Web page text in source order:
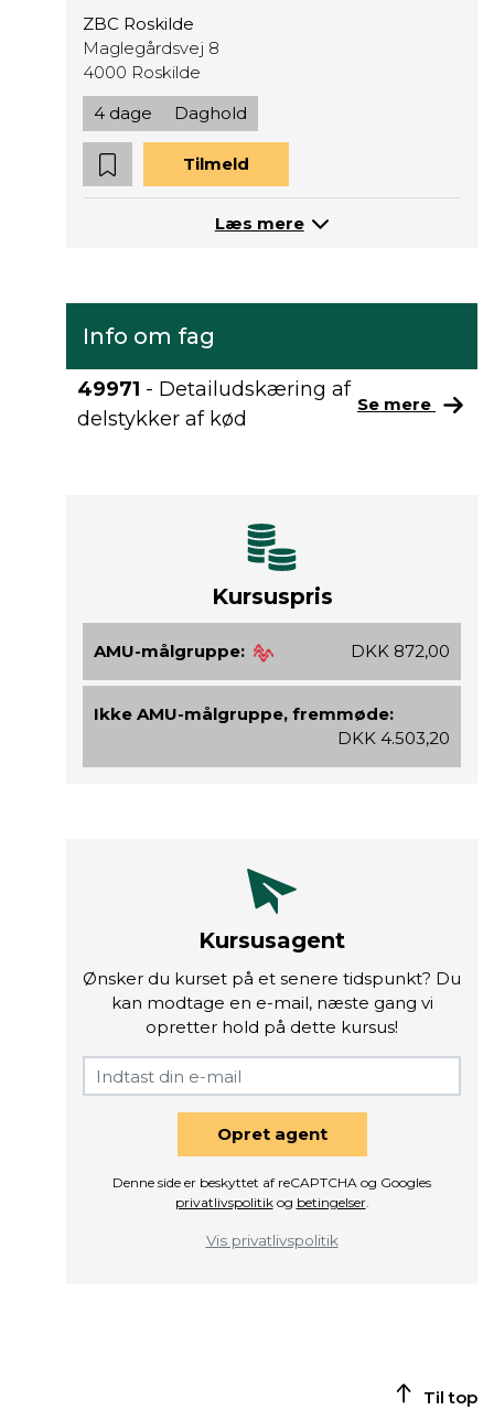
ZBC Roskilde
Maglegårdsvej 8
4000 Roskilde
4 dage
Daghold
Tilmeld
Læs mere
Info om fag
49971 - Detailudskæring af
delstykker af kød
Se mere
Kursuspris
AMU-målgruppe: DKK 872,00
Ikke AMU-målgruppe, fremmøde:
DKK 4.503,20
Kursusagent
Ønsker du kurset på et senere tidspunkt? Du
kan modtage en e-mail, næste gang vi
opretter hold på dette kursus!
Opret agent
Denne side er beskyttet af reCAPTCHA og Googles
privatlivspolitikog betingelser.
Vis privatlivspolitik
Til top